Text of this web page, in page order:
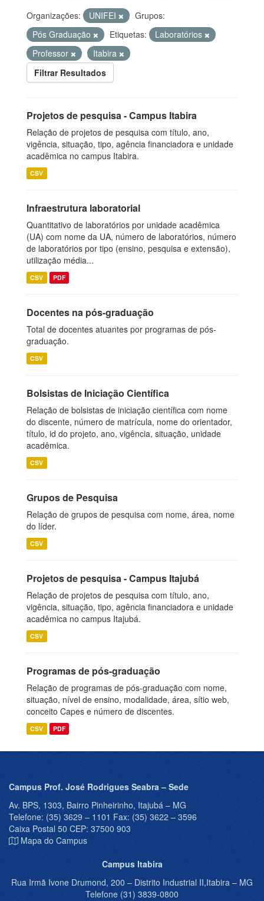
Organizações: UNIFEI
Grupos:
Pós Graduação
Etiquetas:
Laboratórios
Professor
Itabira
Filtrar Resultados
Projetos de pesquisa - Campus Itabira
Relação de projetos de pesquisa com título, ano,
vigência, situação, tipo, agência financiadora e unidade
acadêmica no campus Itabira.
CSV
Infraestrutura laboratorial
Quantitativo de laboratórios por unidade acadêmica
(UA) com nome da UA, número de laboratórios, número
de laboratórios por tipo (ensino, pesquisa e extensão),
utilização média...
CSV PDF
Docentes na pós-graduação
Total de docentes atuantes por programas de pós-
graduação.
CSV
Bolsistas de Iniciação Científica
Relação de bolsistas de iniciação científica com nome
do discente, número de matrícula, nome do orientador,
título, id do projeto, ano, vigência, situação, unidade
acadêmica.
CSV
Grupos de Pesquisa
Relação de grupos de pesquisa com nome, área, nome
do líder.
CSV
Projetos de pesquisa - Campus Itajubá
Relação de projetos de pesquisa com título, ano,
vigência, situação, tipo, agência financiadora e unidade
acadêmica no campus Itajubá.
CSV
Programas de pós-graduação
Relação de programas de pós-graduação com nome,
situação, nível de ensino, modalidade, área, sítio web,
conceito Capes e número de discentes.
CSV PDF
Campus Prof. José Rodrigues Seabra – Sede
Av. BPS, 1303, Bairro Pinheirinho, Itajubá – MG
Telefone: (35) 3629 – 1101 Fax: (35) 3622 – 3596
Caixa Postal 50 CEP: 37500 903
Mapa do Campus
Campus Itabira
Rua Irmã Ivone Drumond, 200 – Distrito Industrial II,Itabira – MG
Telefone (31) 3839-0800